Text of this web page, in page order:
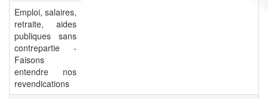
Emploi, salaires,
retraite, aides
publiques sans
contrepartie -
Faisons
entendre nos
revendications